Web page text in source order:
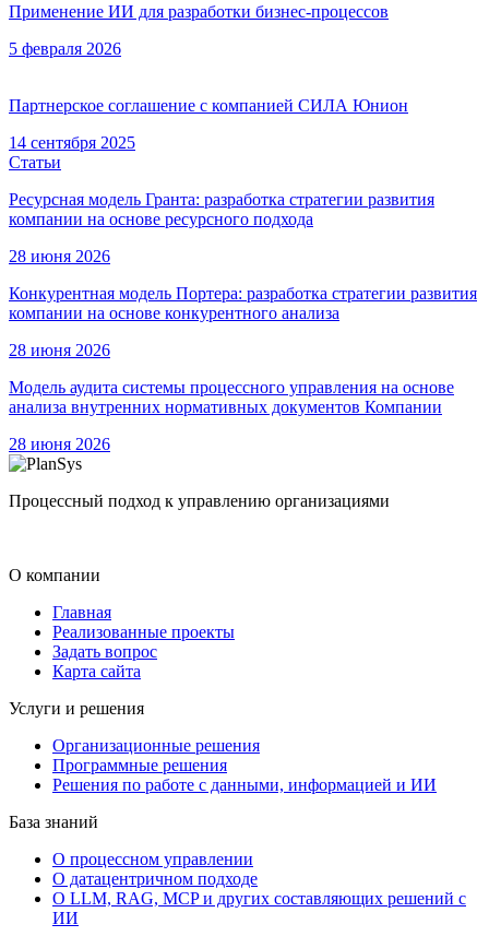
Применение ИИ для разработки бизнес-процессов
5 февраля 2026
Партнерское соглашение с компанией СИЛА Юнион
14 сентября 2025
Статьи
Ресурсная модель Гранта: разработка стратегии развития
компании на основе ресурсного подхода
28 июня 2026
Конкурентная модель Портера: разработка стратегии развития
компании на основе конкурентного анализа
28 июня 2026
Модель аудита системы процессного управления на основе
анализа внутренних нормативных документов Компании
28 июня 2026
Процессный подход к управлению организациями
О компании
Главная
Реализованные проекты
Задать вопрос
Карта сайта
Услуги и решения
Организационные решения
Программные решения
Решения по работе с данными, информацией и ИИ
База знаний
О процессном управлении
О датацентричном подходе
О LLM, RAG, MCP и других составляющих решений с
ИИ